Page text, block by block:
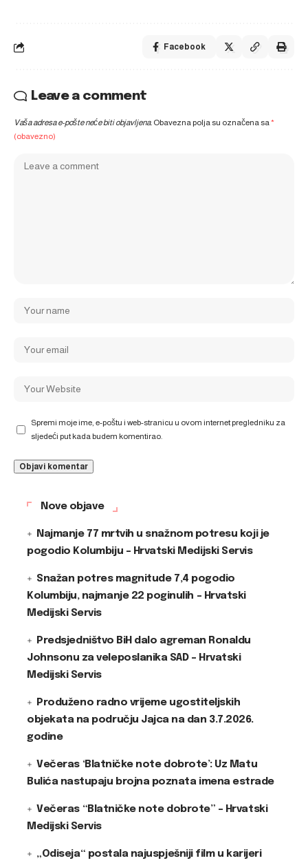
Facebook
Leave a comment
Vaša adresa e-pošte neće biti objavljena. Obavezna polja su označena sa*
(obavezno)
Spremi moje ime, e-poštu i web-stranicu u ovom internet pregledniku za
sljedeći put kada budem komentirao.
Nove objave
Najmanje 77 mrtvih u snažnom potresu koji je
pogodio Kolumbiju – Hrvatski Medijski Servis
Snažan potres magnitude 7,4 pogodio
Kolumbiju, najmanje 22 poginulih – Hrvatski
Medijski Servis
Predsjedništvo BiH dalo agreman Ronaldu
Johnsonu za veleposlanika SAD – Hrvatski
Medijski Servis
Produženo radno vrijeme ugostiteljskih
objekata na području Jajca na dan 3.7.2026.
godine
Večeras ‘Blatničke note dobrote’: Uz Matu
Bulića nastupaju brojna poznata imena estrade
Večeras “Blatničke note dobrote” – Hrvatski
Medijski Servis
„Odiseja“ postala najuspješniji film u karijeri